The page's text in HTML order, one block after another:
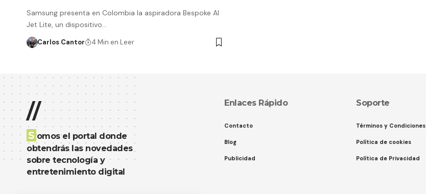
Samsung presenta en Colombia la aspiradora Bespoke AI
Jet Lite, un dispositivo…
Carlos Cantor 4 Min en Leer
//
S omos el portal donde
obtendrás las novedades
sobre tecnología y
entretenimiento digital
Enlaces Rápido
Contacto
Blog
Publicidad
Soporte
Términos y Condiciones
Política de cookies
Política de Privacidad